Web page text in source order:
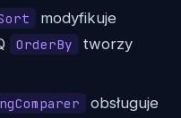
modyfikuje
OrderBy
tworzy
obsługuje